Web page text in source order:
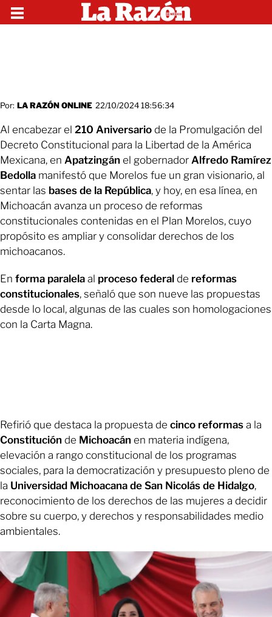
Por: LA RAZÓN ONLINE 22/10/2024 18:56:34
Al encabezar el 210 Aniversario de la Promulgación del
Decreto Constitucional para la Libertad de la América
Mexicana, en Apatzingán el gobernador Alfredo Ramírez
Bedolla manifestó que Morelos fue un gran visionario, al
sentar las bases de la República, y hoy, en esa línea, en
Michoacán avanza un proceso de reformas
constitucionales contenidas en el Plan Morelos, cuyo
propósito es ampliar y consolidar derechos de los
michoacanos.
En forma paralela al proceso federal de reformas
constitucionales, señaló que son nueve las propuestas
desde lo local, algunas de las cuales son homologaciones
con la Carta Magna.
Refirió que destaca la propuesta de cinco reformas a la
Constitución de Michoacán en materia indígena,
elevación a rango constitucional de los programas
sociales, para la democratización y presupuesto pleno de
la Universidad Michoacana de San Nicolás de Hidalgo,
reconocimiento de los derechos de las mujeres a decidir
sobre su cuerpo, y derechos y responsabilidades medio
ambientales.